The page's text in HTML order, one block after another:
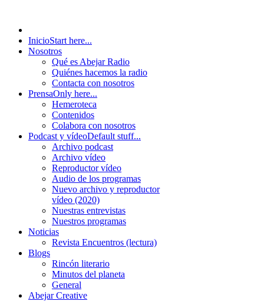
InicioStart here...
Nosotros
Qué es Abejar Radio
Quiénes hacemos la radio
Contacta con nosotros
PrensaOnly here...
Hemeroteca
Contenidos
Colabora con nosotros
Podcast y vídeoDefault stuff...
Archivo podcast
Archivo vídeo
Reproductor vídeo
Audio de los programas
Nuevo archivo y reproductor
vídeo (2020)
Nuestras entrevistas
Nuestros programas
Noticias
Revista Encuentros (lectura)
Blogs
Rincón literario
Minutos del planeta
General
Abejar Creative